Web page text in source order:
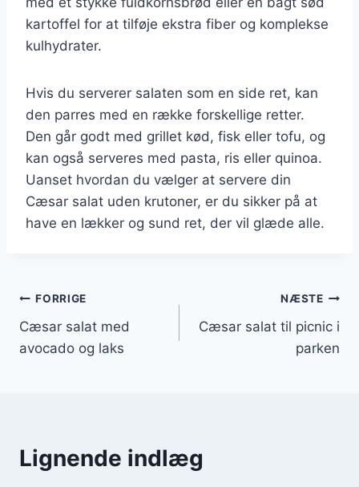
kartoffel for at tilføje ekstra fiber og komplekse
kulhydrater.
Hvis du serverer salaten som en side ret, kan
den parres med en række forskellige retter.
Den går godt med grillet kød, fisk eller tofu, og
kan også serveres med pasta, ris eller quinoa.
Uanset hvordan du vælger at servere din
Cæsar salat uden krutoner, er du sikker på at
have en lækker og sund ret, der vil glæde alle.
Indlægsnavigation
FORRIGE
Cæsar salat med
avocado og laks
NÆSTE
Cæsar salat til picnic i
parken
Lignende indlæg